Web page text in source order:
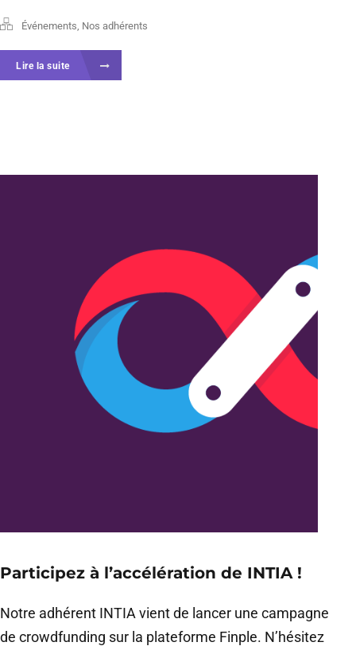
Événements Nos adhérents
Lire la suite
Participez à l’accélération de INTIA !
Notre adhérent INTIA vient de lancer une campagne
de crowdfunding sur la plateforme Finple. N’hésitez